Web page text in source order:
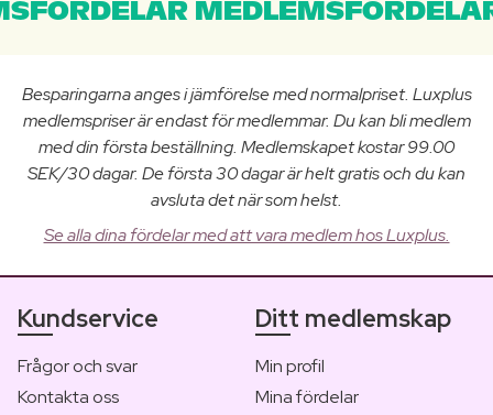
Besparingarna anges i jämförelse med normalpriset. Luxplus
medlemspriser är endast för medlemmar. Du kan bli medlem
med din första beställning. Medlemskapet kostar 99.00
SEK/30 dagar. De första 30 dagar är helt gratis och du kan
avsluta det när som helst.
Se alla dina fördelar med att vara medlem hos Luxplus.
Kundservice
Frågor och svar
Kontakta oss
Ditt medlemskap
Min profil
Mina fördelar